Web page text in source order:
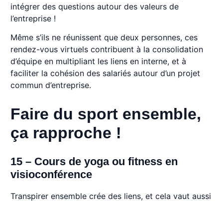
intégrer des questions autour des valeurs de
l’entreprise !
Même s’ils ne réunissent que deux personnes, ces
rendez-vous virtuels contribuent à la consolidation
d’équipe en multipliant les liens en interne, et à
faciliter la cohésion des salariés autour d’un projet
commun d’entreprise.
Faire du sport ensemble,
ça rapproche !
15 – Cours de yoga ou fitness en
visioconférence
Transpirer ensemble crée des liens, et cela vaut aussi